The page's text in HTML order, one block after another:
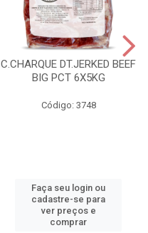
C.CHARQUE DT.JERKED BEEF
BIG PCT 6X5KG
Código: 3748
Faça seu login ou
cadastre-se para
ver preços e
comprar